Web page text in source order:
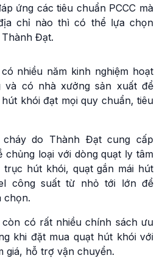
ứng các tiêu chuẩn PCCC mà
chỉ nào thì có thể lựa chọn
Đạt.
nhiều năm kinh nghiệm hoạt
và có nhà xưởng sản xuất để
khói đạt mọi quy chuẩn, tiêu
do Thành Đạt cung cấp
chủng loại với dòng quạt ly tâm
hút khói, quạt gắn mái hút
công suất từ nhỏ tới lớn để
chọn.
có rất nhiều chính sách ưu
khi đặt mua quạt hút khói với
giá, hỗ trợ vận chuyển.